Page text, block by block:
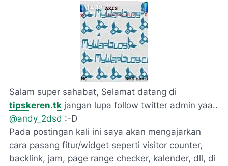
Salam super sahabat, Selamat datang di
tipskeren.tk jangan lupa follow twitter admin yaa..
@andy_2dsd :-D
Pada postingan kali ini saya akan mengajarkan
cara pasang fitur/widget seperti visitor counter,
backlink, jam, page range checker, kalender, dll, di